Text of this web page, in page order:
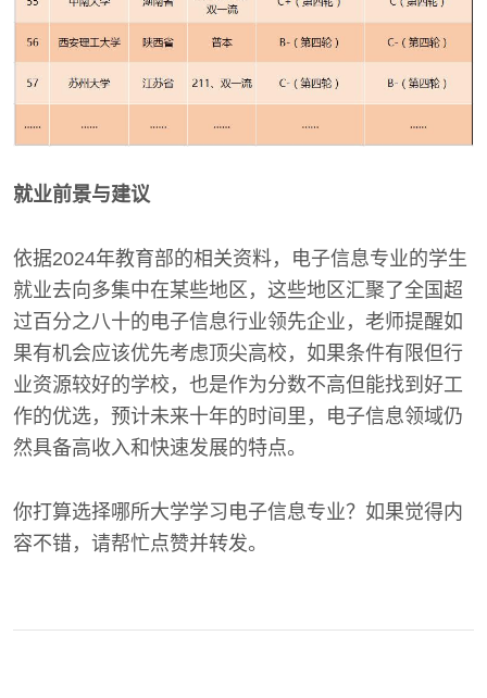
就业前景与建议
依据2024年教育部的相关资料，电子信息专业的学生
就业去向多集中在某些地区，这些地区汇聚了全国超
过百分之八十的电子信息行业领先企业，老师提醒如
果有机会应该优先考虑顶尖高校，如果条件有限但行
业资源较好的学校，也是作为分数不高但能找到好工
作的优选，预计未来十年的时间里，电子信息领域仍
然具备高收入和快速发展的特点。
你打算选择哪所大学学习电子信息专业？如果觉得内
容不错，请帮忙点赞并转发。